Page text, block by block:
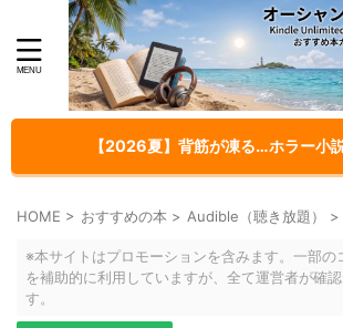
【2026夏】背筋が凍る…ホラー小
HOME > おすすめの本 > Audible（聴き放題） >
※本サイトはプロモーションを含みます。一部の
を補助的に利用していますが、全て運営者が確
す。